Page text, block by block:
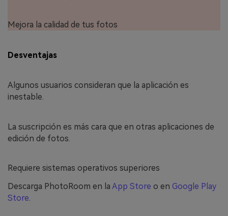
Mejora la calidad de tus fotos
Desventajas
Algunos usuarios consideran que la aplicación es
inestable.
La suscripción es más cara que en otras aplicaciones de
edición de fotos.
Requiere sistemas operativos superiores
Descarga PhotoRoom en la App Store o en Google Play
Store.